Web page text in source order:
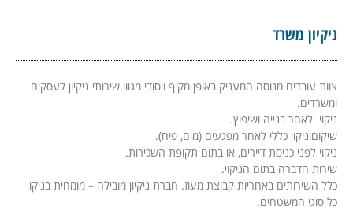
ניקיון משרד
צוות עובדים מנוסה המעניק באופן מקיף ויסודי מגוון שירותי ניקיון לעסקים
ומשרדים.
ניקוי לאחר בנייה ושיפוץ.
שיקוםוניקוי כללי לאחר מפגעים (מים, פיח).
ניקוי לפני כניסת דיירים, או בתום תקופת השכירות.
שירות הדברה בתום הניקוי.
כלל השירותים באחריות קבוצת מעוז. חברת ניקיון מובילה – מומחית בניקוי
כל סוגי המשטחים.